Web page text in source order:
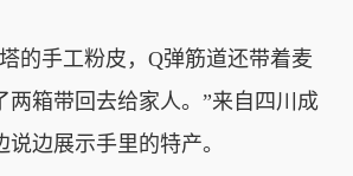
手工粉皮，Q弹筋道还带着麦
两箱带回去给家人。”来自四川成
边展示手里的特产。